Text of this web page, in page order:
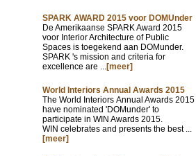
SPARK AWARD 2015 voor DOMUnder
De Amerikaanse SPARK Award 2015
voor Interior Architecture of Public
Spaces is toegekend aan DOMunder.
SPARK 's mission and criteria for
excellence are ...[meer]
World Interiors Annual Awards 2015
The World Interiors Annual Awards 2015
have nominated 'DOMunder' to
participate in WIN Awards 2015.
WIN celebrates and presents the best ...
[meer]